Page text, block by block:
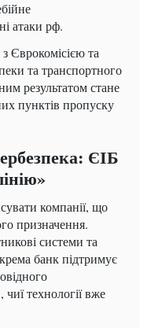
атаки рф.
Єврокомісією та
та транспортного
результатом стане
пунктів пропуску
ЄІБ
компанії, що
призначення.
системи та
банк підтримує
технології вже